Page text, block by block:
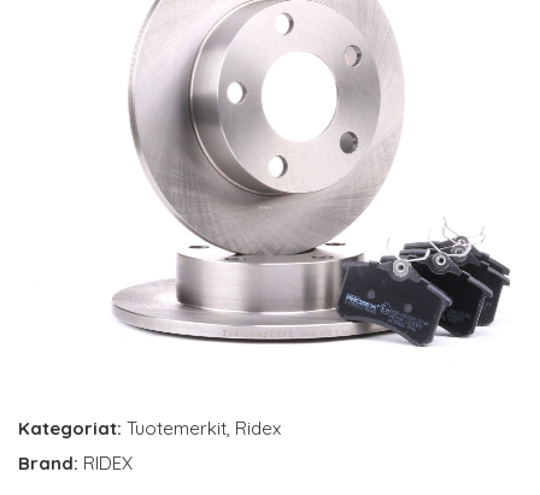
Kategoriat: Tuotemerkit, Ridex
Brand: RIDEX